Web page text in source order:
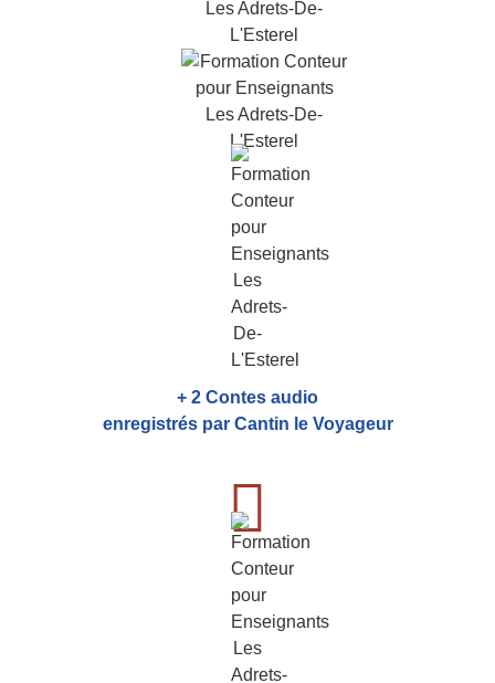
+ 2 Contes audio
enregistrés par Cantin le Voyageur